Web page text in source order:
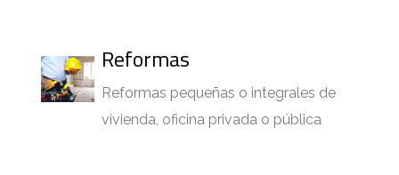
Reformas
Reformas pequeñas o integrales de
vivienda, oficina privada o pública